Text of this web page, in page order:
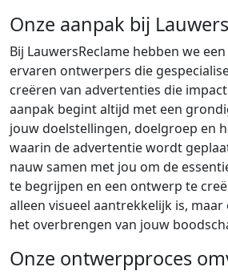
Onze aanpak bij
Bij LauwersReclame hebben we
ervaren ontwerpers die
creëren van advertenties die
aanpak begint altijd met een
jouw doelstellingen, doelgroep en
waarin de advertentie wordt
nauw samen met jou om de
te begrijpen en een ontwerp te
alleen visueel aantrekkelijk is,
het overbrengen van jouw
Onze ontwerpproces